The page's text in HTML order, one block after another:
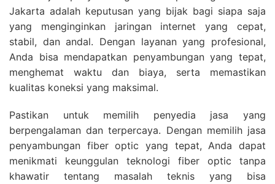
Jakarta adalah keputusan yang bijak bagi siapa saja
yang menginginkan jaringan internet yang cepat,
stabil, dan andal. Dengan layanan yang profesional,
Anda bisa mendapatkan penyambungan yang tepat,
menghemat waktu dan biaya, serta memastikan
kualitas koneksi yang maksimal.
Pastikan untuk memilih penyedia jasa yang
berpengalaman dan terpercaya. Dengan memilih jasa
penyambungan fiber optic yang tepat, Anda dapat
menikmati keunggulan teknologi fiber optic tanpa
khawatir tentang masalah teknis yang bisa